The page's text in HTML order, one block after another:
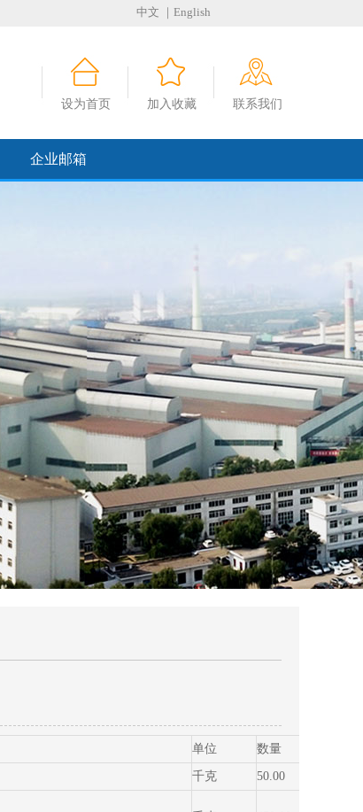
中文 ｜English
设为首页 加入收藏 联系我们
企业邮箱
单位 数量
千克 50.00